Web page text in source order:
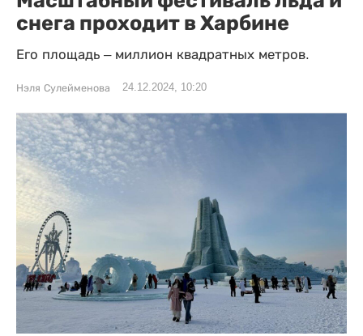
снега проходит в Харбине
Его площадь – миллион квадратных метров.
Нэля Сулейменова 24.12.2024, 10:20